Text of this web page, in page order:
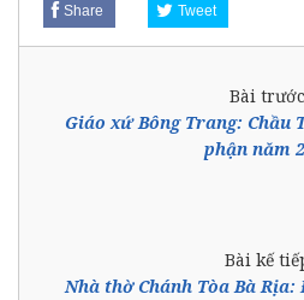
Share Tweet
Bài
Giáo xứ Bông Trang: Chầu
phận năm
Bài kế
Nhà thờ Chánh Tòa Bà